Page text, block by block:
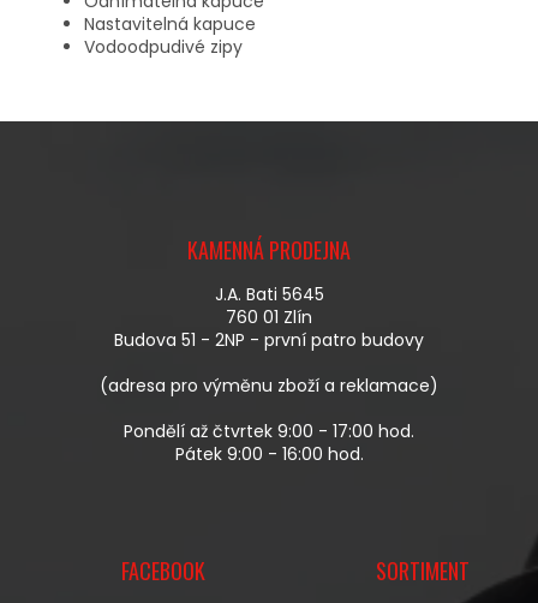
Nastavitelná kapuce
Vodoodpudivé zipy
KAMENNÁ PRODEJNA
J.A. Bati 5645
760 01 Zlín
Budova 51 - 2NP - první patro budovy
(adresa pro výměnu zboží a reklamace)
Pondělí až čtvrtek 9:00 - 17:00 hod.
Pátek 9:00 - 16:00 hod.
FACEBOOK SORTIMENT